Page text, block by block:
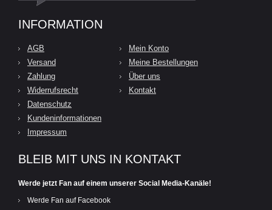
INFORMATION
AGB
Versand
Zahlung
Widerrufsrecht
Datenschutz
Kundeninformationen
Impressum
Mein Konto
Meine Bestellungen
Über uns
Kontakt
BLEIB MIT UNS IN KONTAKT
Werde jetzt Fan auf einem unserer Social Media-Kanäle!
Werde Fan auf Facebook